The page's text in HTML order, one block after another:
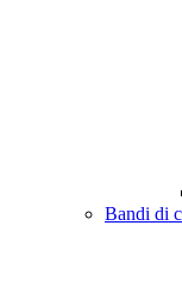
Bandi di